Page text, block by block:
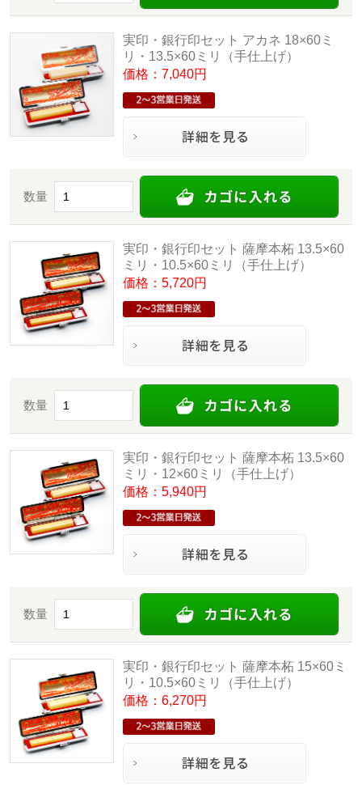
実印・銀行印セット アカネ 18×60ミ
リ・13.5×60ミリ（手仕上げ）
価格：7,040円
数量
実印・銀行印セット 薩摩本柘 13.5×60
ミリ・10.5×60ミリ（手仕上げ）
価格：5,720円
数量
実印・銀行印セット 薩摩本柘 13.5×60
ミリ・12×60ミリ（手仕上げ）
価格：5,940円
数量
実印・銀行印セット 薩摩本柘 15×60ミ
リ・10.5×60ミリ（手仕上げ）
価格：6,270円